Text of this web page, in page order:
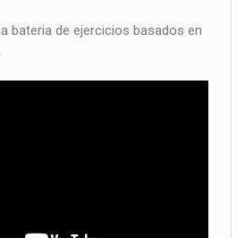
bateria de ejercicios basados en